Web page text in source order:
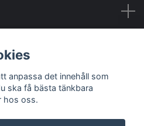
anpassa det innehåll som
ska få bästa tänkbara
hos oss.